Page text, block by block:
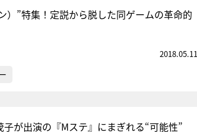
）”特集！定説から脱した同ゲームの革命的
2018.05.11
が出演の『Mステ』にまぎれる“可能性”